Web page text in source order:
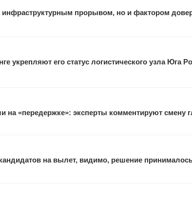
прорывом, но и фактором
укрепляют его статус логистического узла Юга
на «передержке»: эксперты комментируют смену
на вылет, видимо, решение